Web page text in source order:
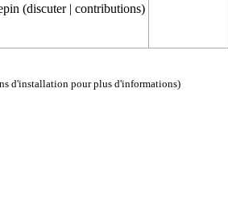
(discuter|contributions)
d'installation pour plus d'informations)